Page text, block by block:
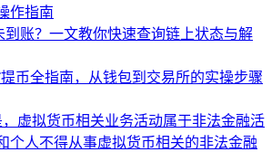
作指南
到账？一文教你快速查询链上状态与解
币全指南，从钱包到交易所的实操步骤
虚拟货币相关业务活动属于非法金融活
个人不得从事虚拟货币相关的非法金融